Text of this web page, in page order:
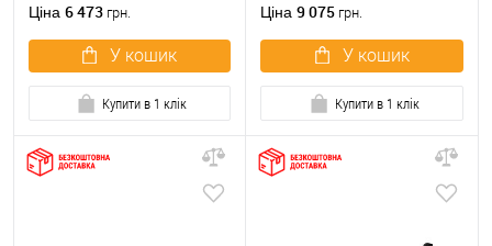
Ціна 6 473 грн.
У кошик
Купити в 1 клік
Ціна 9 075 грн.
У кошик
Купити в 1 клік